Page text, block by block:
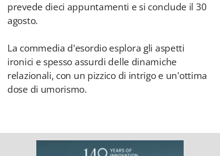
prevede dieci appuntamenti e si conclude il 30
agosto.
La commedia d'esordio esplora gli aspetti
ironici e spesso assurdi delle dinamiche
relazionali, con un pizzico di intrigo e un'ottima
dose di umorismo.